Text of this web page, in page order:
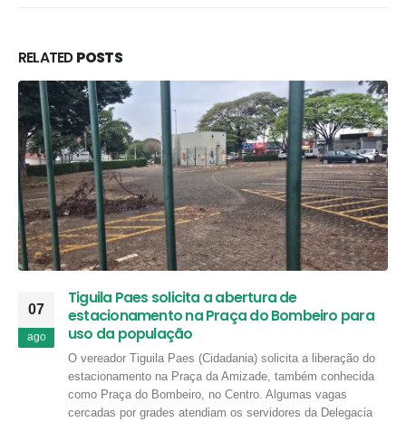
RELATEDPOSTS
07
ago
Tiguila Paes solicita a abertura de
estacionamento na Praça do Bombeiro para
uso da população
O vereador Tiguila Paes (Cidadania) solicita a liberação do
estacionamento na Praça da Amizade, também conhecida
como Praça do Bombeiro, no Centro. Algumas vagas
cercadas por grades atendiam os servidores da Delegacia